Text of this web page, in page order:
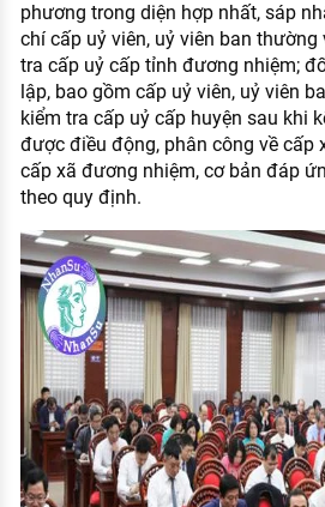
phương trong diện hợp nhất, sáp
chí cấp uỷ viên, uỷ viên ban thường
tra cấp uỷ cấp tỉnh đương nhiệm;
lập, bao gồm cấp uỷ viên, uỷ viên
kiểm tra cấp uỷ cấp huyện sau khi
được điều động, phân công về cấp
cấp xã đương nhiệm, cơ bản đáp
theo quy định.